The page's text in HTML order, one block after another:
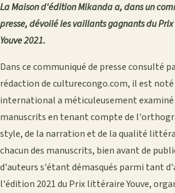
La Maison d'édition Mikanda a, dans un
presse, dévoilé les vaillants gagnants du
Youve 2021.
Dans ce communiqué de presse consulté
rédaction de culturecongo.com, il est noté
international a méticuleusement examiné
manuscrits en tenant compte de
style, de la narration et de la qualité
chacun des manuscrits, bien avant de
d'auteurs s'étant démasqués parmi tant
l'édition 2021 du Prix littéraire Youve,